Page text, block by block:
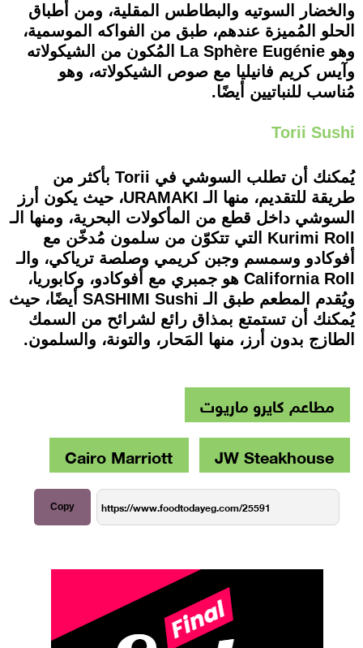
والخضار السوتيه والبطاطس المقلية، ومن أطباق
الحلو المُميزة عندهم، طبق من الفواكه الموسمية،
وهو La Sphère Eugénie المُكون من الشيكولاته
وآيس كريم فانيليا مع صوص الشيكولاته، وهو
مُناسب للنباتيين أيضًا.
Torii Sushi
يُمكنك أن تطلب السوشي في Torii بأكثر من
طريقة للتقديم، منها الـ URAMAKI، حيث يكون أرز
السوشي داخل قطع من المأكولات البحرية، ومنها الـ
Kurimi Roll التي تتكوّن من سلمون مُدخّن مع
أفوكادو وسمسم وجبن كريمي وصلصة ترياكي، والـ
California Roll هو جمبري مع أفوكادو، وكابوريا،
ويُقدم المطعم طبق الـ SASHIMI Sushi أيضًا، حيث
يُمكنك أن تستمتع بمذاق رائع لشرائح من السمك
الطازج بدون أرز، منها المَحار، والتونة، والسلمون.
مطاعم كايرو ماريوت
JW Steakhouse
Cairo Marriott
Copy